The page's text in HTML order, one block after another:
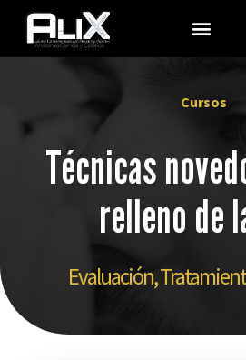
Cursos
Técnicas
relleno de
Evaluación,